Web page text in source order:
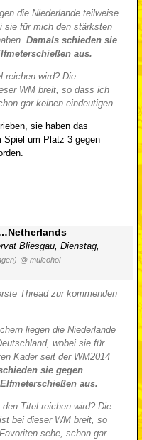
die Niederlande teilweise
sie für mich den stärksten
Damals schieden sie
aus.
reichen wird? Die
WM breit, so dass ich
gar keinen eindeutigen.
sie haben das
Spiel um Platz 3 gegen
Bliesgau Dienstag,
@ mulcohol
Thread zur kommenden
liegen die Niederlande
wobei sie für
Kader seit der WM2014
sie gegen
aus.
Titel reichen wird? Die
bei dieser WM breit, so
sehe, schon gar